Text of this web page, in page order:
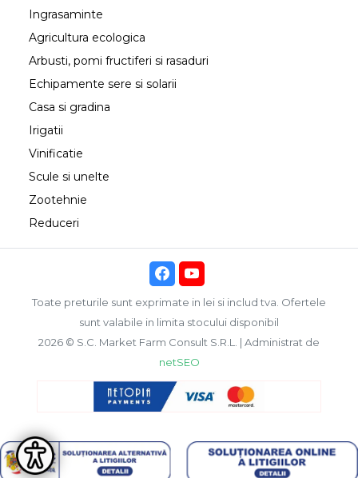
Ingrasaminte
Agricultura ecologica
Arbusti, pomi fructiferi si rasaduri
Echipamente sere si solarii
Casa si gradina
Irigatii
Vinificatie
Scule si unelte
Zootehnie
Reduceri
Toate preturile sunt exprimate in lei si includ tva. Ofertele
sunt valabile in limita stocului disponibil
2026 © S.C. Market Farm Consult S.R.L. | Administrat de
netSEO